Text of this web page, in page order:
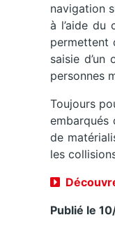
navigation
à l’aide du
permettent
saisie
personnes
Toujours
embarqués
de
les
Publié le